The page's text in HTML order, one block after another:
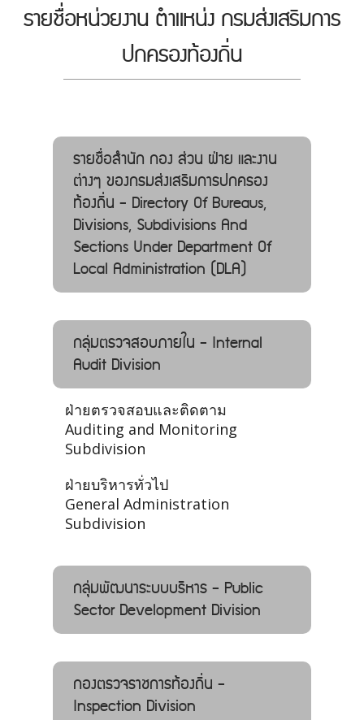
รายชื่อหน่วยงาน ตำแหน่ง กรมส่งเสริมการ
ปกครองท้องถิ่น
รายชื่อสำนัก กอง ส่วน ฝ่าย และงาน
ต่างๆ ของกรมส่งเสริมการปกครอง
ท้องถิ่น - Directory Of Bureaus,
Divisions, Subdivisions And
Sections Under Department Of
Local Administration (DLA)
กลุ่มตรวจสอบภายใน - Internal
Audit Division
ฝ่ายตรวจสอบและติดตาม
Auditing and Monitoring
Subdivision
ฝ่ายบริหารทั่วไป
General Administration
Subdivision
กลุ่มพัฒนาระบบบริหาร - Public
Sector Development Division
กองตรวจราชการท้องถิ่น -
Inspection Division